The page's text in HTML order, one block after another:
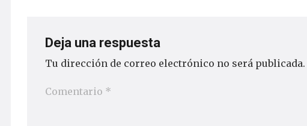
Deja una respuesta
Tu dirección de correo electrónico no será publicada.